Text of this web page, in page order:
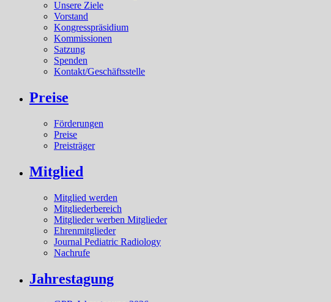
Unsere Ziele
Vorstand
Kongresspräsidium
Kommissionen
Satzung
Spenden
Kontakt/Geschäftsstelle
Preise
Förderungen
Preise
Preisträger
Mitglied
Mitglied werden
Mitgliederbereich
Mitglieder werben Mitglieder
Ehrenmitglieder
Journal Pediatric Radiology
Nachrufe
Jahrestagung